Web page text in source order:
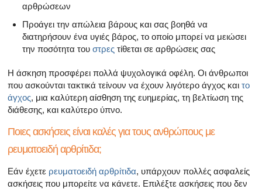
αρθρώσεων
Προάγει την απώλεια βάρους και σας βοηθά να
διατηρήσουν ένα υγιές βάρος, το οποίο μπορεί να μειώσει
την ποσότητα του στρες τίθεται σε αρθρώσεις σας
Η άσκηση προσφέρει πολλά ψυχολογικά οφέλη. Οι άνθρωποι
που ασκούνται τακτικά τείνουν να έχουν λιγότερο άγχος και το
άγχος, μια καλύτερη αίσθηση της ευημερίας, τη βελτίωση της
διάθεσης, και καλύτερο ύπνο.
Ποιες ασκήσεις είναι καλές για τους ανθρώπους με
ρευματοειδή αρθρίτιδα;
Εάν έχετε ρευματοειδή αρθρίτιδα, υπάρχουν πολλές ασφαλείς
ασκήσεις που μπορείτε να κάνετε. Επιλέξτε ασκήσεις που δεν